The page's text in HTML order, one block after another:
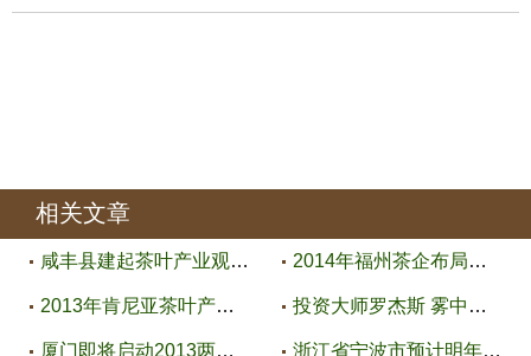
相关文章
咸丰县建起茶叶产业观光走廊 2014年福州茶企布局提升
2013年肯尼亚茶叶产量可能下降10 投资大师罗杰斯 雾中天为资本论
厦门即将启动2013两岸斗茶活动 浙江省宁波市预计明年春茶减产10